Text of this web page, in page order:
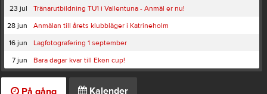
23 jul
Tränarutbildning TU1 i Vallentuna - Anmäl er nu!
28 jun
Anmälan till årets klubbläger i Katrineholm
16 jun
Lagfotografering 1 september
7 jun
Bara dagar kvar till Eken cup!
På gång Kalender